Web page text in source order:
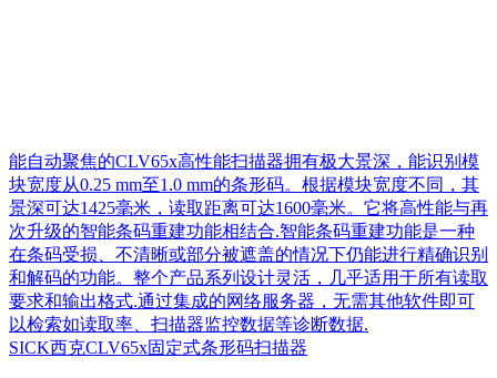
能自动聚焦的CLV65x高性能扫描器拥有极大景深，能识别模
块宽度从0.25 mm至1.0 mm的条形码。根据模块宽度不同，其
景深可达1425毫米，读取距离可达1600毫米。它将高性能与再
次升级的智能条码重建功能相结合.智能条码重建功能是一种
在条码受损、不清晰或部分被遮盖的情况下仍能进行精确识别
和解码的功能。整个产品系列设计灵活，几乎适用于所有读取
要求和输出格式.通过集成的网络服务器，无需其他软件即可
以检索如读取率、扫描器监控数据等诊断数据.
SICK西克CLV65x固定式条形码扫描器